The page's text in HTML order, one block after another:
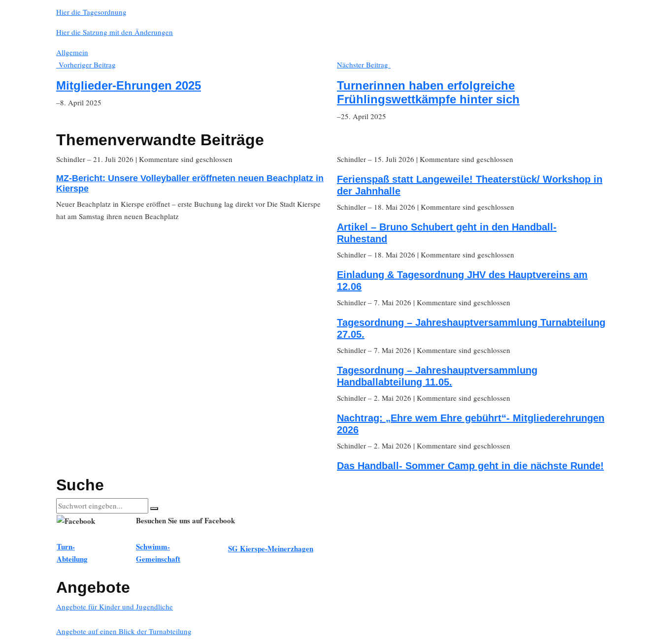
Hier die Tagesordnung
Hier die Satzung mit den Änderungen
Allgemein
Vorheriger Beitrag
Mitglieder-Ehrungen 2025
–8. April 2025
Nächster Beitrag
Turnerinnen haben erfolgreiche
Frühlingswettkämpfe hinter sich
–25. April 2025
Themenverwandte Beiträge
Schindler – 21. Juli 2026 | Kommentare sind geschlossen
MZ-Bericht: Unsere Volleyballer eröffneten neuen Beachplatz in
Kierspe
Neuer Beachplatz in Kierspe eröffnet – erste Buchung lag direkt vor Die Stadt Kierspe
hat am Samstag ihren neuen Beachplatz
Schindler – 15. Juli 2026 | Kommentare sind geschlossen
Ferienspaß statt Langeweile! Theaterstück/ Workshop in
der Jahnhalle
Schindler – 18. Mai 2026 | Kommentare sind geschlossen
Artikel – Bruno Schubert geht in den Handball-
Ruhestand
Schindler – 18. Mai 2026 | Kommentare sind geschlossen
Einladung & Tagesordnung JHV des Hauptvereins am
12.06
Schindler – 7. Mai 2026 | Kommentare sind geschlossen
Tagesordnung – Jahreshauptversammlung Turnabteilung
27.05.
Schindler – 7. Mai 2026 | Kommentare sind geschlossen
Tagesordnung – Jahreshauptversammlung
Handballabteilung 11.05.
Schindler – 2. Mai 2026 | Kommentare sind geschlossen
Nachtrag: „Ehre wem Ehre gebührt“- Mitgliederehrungen
2026
Schindler – 2. Mai 2026 | Kommentare sind geschlossen
Das Handball- Sommer Camp geht in die nächste Runde!
Suche
Besuchen Sie uns auf Facebook
Turn-
Abteilung
Schwimm-
Gemeinschaft
SG Kierspe-Meinerzhagen
Angebote
Angebote für Kinder und Jugendliche
Angebote auf einen Blick der Turnabteilung